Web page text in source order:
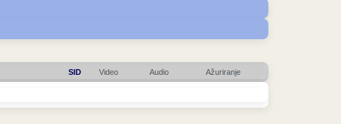
SID Video Audio Ažuriranje